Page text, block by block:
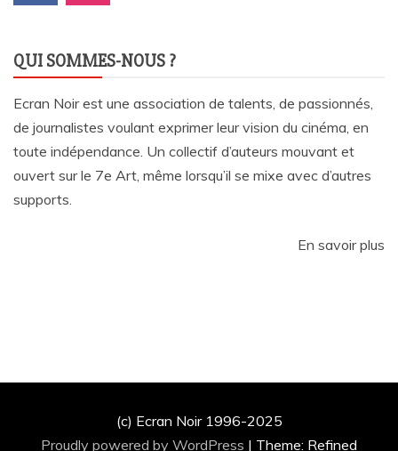
QUI SOMMES-NOUS ?
Ecran Noir est une association de talents, de passionnés,
de journalistes voulant exprimer leur vision du cinéma, en
toute indépendance. Un collectif d’auteurs mouvant et
ouvert sur le 7e Art, même lorsqu’il se mixe avec d’autres
supports.
En savoir plus
(c) Ecran Noir 1996-2025
Proudly powered by WordPress | Theme: Refined